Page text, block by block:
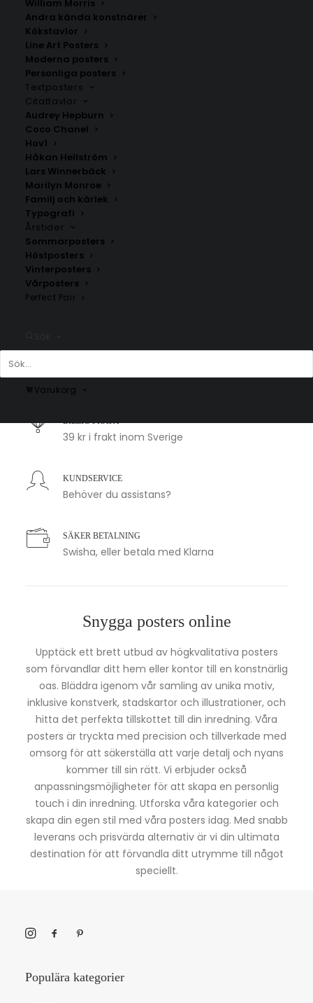
William Morris
Andra kända konstnärer
Kökstavlor
Line Art Posters
Moderna posters
Personliga posters
Textposters
Citattavlor
Audrey Hepburn
Coco Chanel
Hov1
Håkan Hellström
Lars Winnerbäck
Marilyn Monroe
Familj och kärlek
Typografi
Årstider
Sommarposters
Höstposters
Vinterposters
Vårposters
Perfect Pair
Varukorg
Hammarö
Fr. 200.00kr
Ingarö
Fr.200.00
1-2 arbetsdagar
BILLIG FRAKT
39 kr i frakt inom Sverige
KUNDSERVICE
Behöver du assistans?
SÄKER BETALNING
Swisha, eller betala med Klarna
Snygga posters online
Upptäck ett brett utbud av högkvalitativa posters
som förvandlar ditt hem eller kontor till en konstnärlig
oas. Bläddra igenom vår samling av unika motiv,
inklusive konstverk, stadskartor och illustrationer, och
hitta det perfekta tillskottet till din inredning. Våra
posters är tryckta med precision och tillverkade med
omsorg för att säkerställa att varje detalj och nyans
kommer till sin rätt. Vi erbjuder också
anpassningsmöjligheter för att skapa en personlig
touch i din inredning. Utforska våra kategorier och
skapa din egen stil med våra posters idag. Med snabb
leverans och prisvärda alternativ är vi din ultimata
destination för att förvandla ditt utrymme till något
speciellt.
Populära kategorier